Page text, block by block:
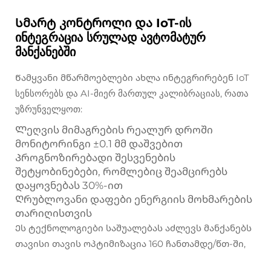
Სმარტ კონტროლი და IoT-ის
ინტეგრაცია სრულად ავტომატურ
მანქანებში
Წამყვანი მწარმოებლები ახლა ინტეგრირებენ IoT
სენსორებს და AI-მიერ მართულ კალიბრაციას, რათა
უზრუნველყოთ:
Ლეღვის მიმაგრების რეალურ დროში
მონიტორინგი ±0.1 მმ დაშვებით
Პროგნოზირებადი შესვენების
შეტყობინებები, რომლებიც შეამცირებს
დაყოვნებას 30%-ით
Ღრუბლოვანი დაფები ენერგიის მოხმარების
თარიღისთვის
Ეს ტექნოლოგიები საშუალებას აძლევს მანქანებს
თავისი თავის ოპტიმიზაცია 160 ჩანთამდე/წთ-ში,